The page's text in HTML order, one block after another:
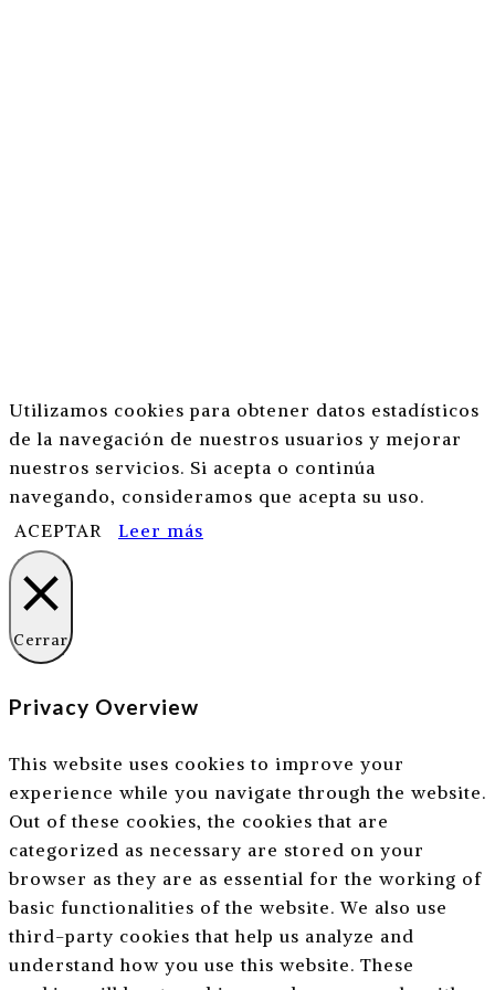
Utilizamos cookies para obtener datos estadísticos
de la navegación de nuestros usuarios y mejorar
nuestros servicios. Si acepta o continúa
navegando, consideramos que acepta su uso.
ACEPTAR
Leer más
Cerrar
Privacy Overview
This website uses cookies to improve your
experience while you navigate through the website.
Out of these cookies, the cookies that are
categorized as necessary are stored on your
browser as they are as essential for the working of
basic functionalities of the website. We also use
third-party cookies that help us analyze and
understand how you use this website. These